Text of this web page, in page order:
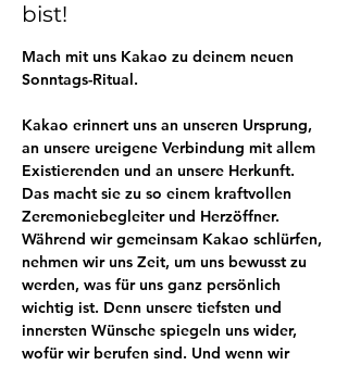
bist!
Mach mit uns Kakao zu deinem neuen
Sonntags-Ritual.
Kakao erinnert uns an unseren Ursprung,
an unsere ureigene Verbindung mit allem
Existierenden und an unsere Herkunft.
Das macht sie zu so einem kraftvollen
Zeremoniebegleiter und Herzöffner.
Während wir gemeinsam Kakao schlürfen,
nehmen wir uns Zeit, um uns bewusst zu
werden, was für uns ganz persönlich
wichtig ist. Denn unsere tiefsten und
innersten Wünsche spiegeln uns wider,
wofür wir berufen sind. Und wenn wir